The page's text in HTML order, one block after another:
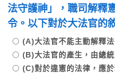
法守護神」，職司解釋
令。以下對於大法官的
(A)大法官不能主動解釋
(B)大法官的產生，由總
(C)對於違憲的法律，應